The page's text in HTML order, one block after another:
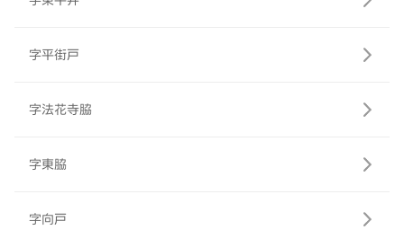
字平街戸
字法花寺脇
字東脇
字向戸